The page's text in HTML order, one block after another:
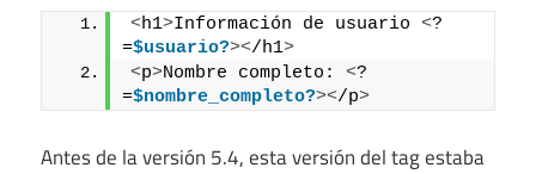
<h1>Información de usuario <?
=$usuario?></h1>
<p>Nombre completo: <?
=$nombre_completo?></p>
Antes de la versión 5.4, esta versión del tag estaba